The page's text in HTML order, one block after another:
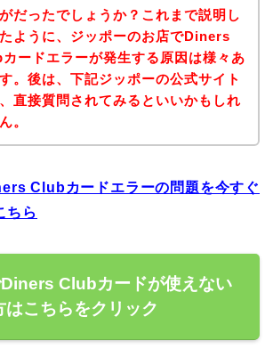
だったでしょうか？これまで説明し
ように、ジッポーのお店でDiners
ードエラーが発生する原因は様々あ
。後は、下記ジッポーの公式サイト
直接質問されてみるといいかもしれ
。
Clubカードエラーの問題を今すぐ
ちら
Clubカードが使えない
はこちらをクリック